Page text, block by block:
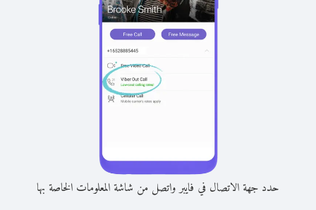
حدد جهة الاتصال في فايبر واتصل من شاشة المعلومات الخاصة بها